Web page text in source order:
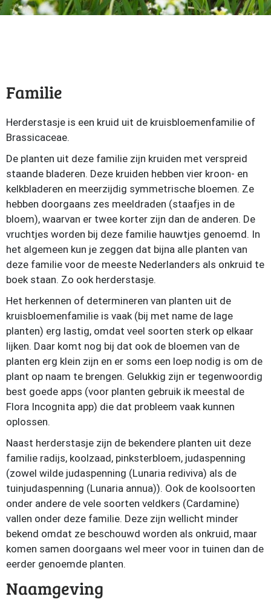
Familie
Herderstasje is een kruid uit de kruisbloemenfamilie of
Brassicaceae.
De planten uit deze familie zijn kruiden met verspreid
staande bladeren. Deze kruiden hebben vier kroon- en
kelkbladeren en meerzijdig symmetrische bloemen. Ze
hebben doorgaans zes meeldraden (staafjes in de
bloem), waarvan er twee korter zijn dan de anderen. De
vruchtjes worden bij deze familie hauwtjes genoemd. In
het algemeen kun je zeggen dat bijna alle planten van
deze familie voor de meeste Nederlanders als onkruid te
boek staan. Zo ook herderstasje.
Het herkennen of determineren van planten uit de
kruisbloemenfamilie is vaak (bij met name de lage
planten) erg lastig, omdat veel soorten sterk op elkaar
lijken. Daar komt nog bij dat ook de bloemen van de
planten erg klein zijn en er soms een loep nodig is om de
plant op naam te brengen. Gelukkig zijn er tegenwoordig
best goede apps (voor planten gebruik ik meestal de
Flora Incognita app) die dat probleem vaak kunnen
oplossen.
Naast herderstasje zijn de bekendere planten uit deze
familie radijs, koolzaad, pinksterbloem, judaspenning
(zowel wilde judaspenning (Lunaria rediviva) als de
tuinjudaspenning (Lunaria annua)). Ook de koolsoorten
onder andere de vele soorten veldkers (Cardamine)
vallen onder deze familie. Deze zijn wellicht minder
bekend omdat ze beschouwd worden als onkruid, maar
komen samen doorgaans wel meer voor in tuinen dan de
eerder genoemde planten.
Naamgeving